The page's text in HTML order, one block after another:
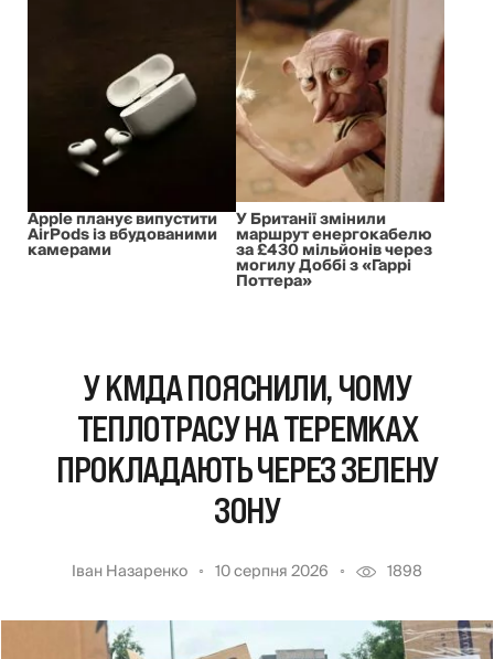
Apple планує випустити
AirPods із вбудованими
камерами
У Британії змінили
маршрут енергокабелю
за £430 мільйонів через
могилу Доббі з «Гаррі
Поттера»
У КМДА ПОЯСНИЛИ, ЧОМУ
ТЕПЛОТРАСУ НА ТЕРЕМКАХ
ПРОКЛАДАЮТЬ ЧЕРЕЗ ЗЕЛЕНУ
ЗОНУ
Іван Назаренко 10 серпня 2026 1898